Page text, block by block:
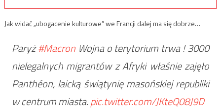
Jak widać „ubogacenie kulturowe” we Francji dalej ma się dobrze…
Paryż#MacronWojna o terytorium trwa ! 3000
nielegalnych migrantów z Afryki właśnie zajęło
Panthéon, laicką świątynię masońskiej republiki
w centrum miasta.pic.twitter.com/JKteQ08J9D